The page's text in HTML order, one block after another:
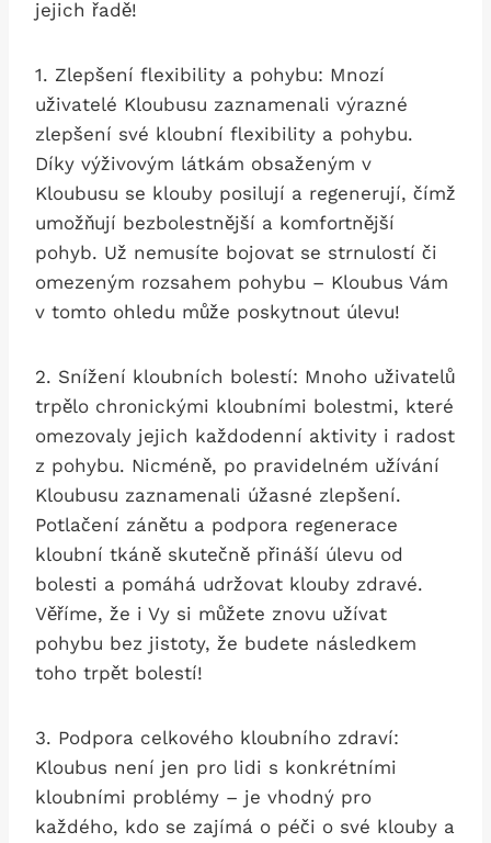
jejich řadě!
1. Zlepšení flexibility a pohybu: Mnozí
uživatelé Kloubusu zaznamenali výrazné
zlepšení své kloubní flexibility a pohybu.
Díky výživovým látkám obsaženým v
Kloubusu se klouby posilují a regenerují, čímž
umožňují bezbolestnější a komfortnější
pohyb. Už nemusíte bojovat se strnulostí či
omezeným rozsahem pohybu – Kloubus Vám
v tomto ohledu může poskytnout úlevu!
2. Snížení kloubních bolestí: Mnoho uživatelů
trpělo chronickými kloubními bolestmi, které
omezovaly jejich každodenní aktivity i radost
z pohybu. Nicméně, po pravidelném užívání
Kloubusu zaznamenali úžasné zlepšení.
Potlačení zánětu a podpora regenerace
kloubní tkáně skutečně přináší úlevu od
bolesti a pomáhá udržovat klouby zdravé.
Věříme, že i Vy si můžete znovu užívat
pohybu bez jistoty, že budete následkem
toho trpět bolestí!
3. Podpora celkového kloubního zdraví:
Kloubus není jen pro lidi s konkrétními
kloubními problémy – je vhodný pro
každého, kdo se zajímá o péči o své klouby a